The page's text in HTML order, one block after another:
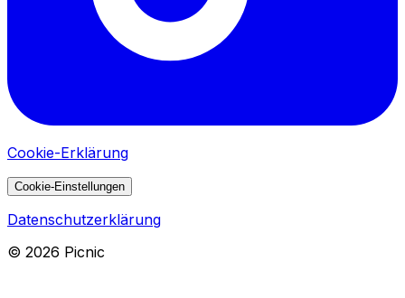
Cookie-Erklärung
Cookie-Einstellungen
Datenschutzerklärung
© 2026 Picnic